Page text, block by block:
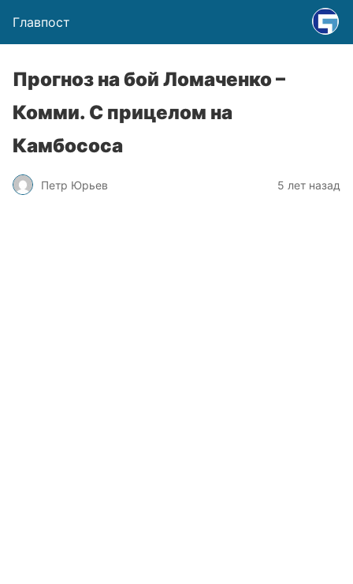
Главпост
Прогноз на бой Ломаченко –
Комми. С прицелом на
Камбососа
Петр Юрьев 5 лет назад